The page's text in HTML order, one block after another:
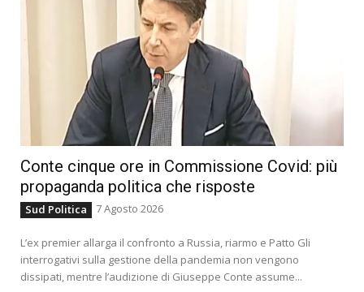
Conte cinque ore in Commissione Covid: più
propaganda politica che risposte
Sud Politica 7 Agosto 2026
L’ex premier allarga il confronto a Russia, riarmo e Patto Gli
interrogativi sulla gestione della pandemia non vengono
dissipati, mentre l’audizione di Giuseppe Conte assume...